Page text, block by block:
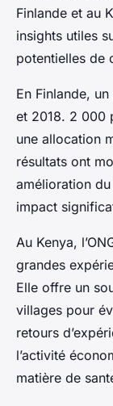
Finlande et au
insights utiles
potentielles de
En Finlande,
et 2018. 2 000
une allocation
résultats ont
amélioration
impact
Au Kenya,
grandes
Elle offre un
villages pour
retours
l’activité
matière de